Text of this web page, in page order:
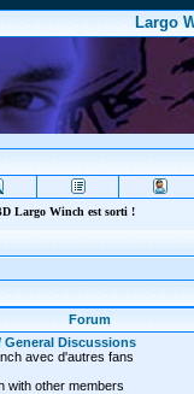
Largo
Largo Winch est sorti !
Forum
General Discussions
avec d'autres fans
with other members